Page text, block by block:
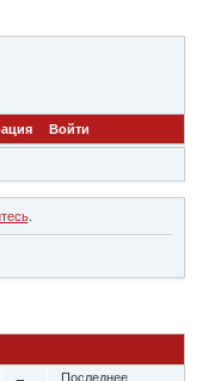
Войти
.
Последнее